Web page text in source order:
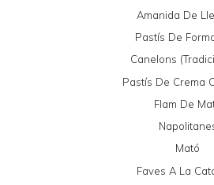
Amanida De
Pastís De
Canelons
Pastís De Crema
Flam De
Mató
Faves A La